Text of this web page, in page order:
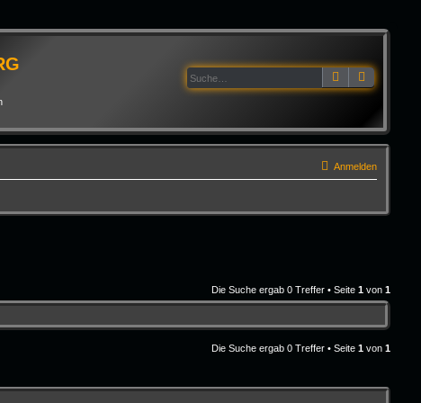
Suche
Anmelden
Die Suche ergab 0 Treffer • Seite1 von1
Die Suche ergab 0 Treffer • Seite1 von1